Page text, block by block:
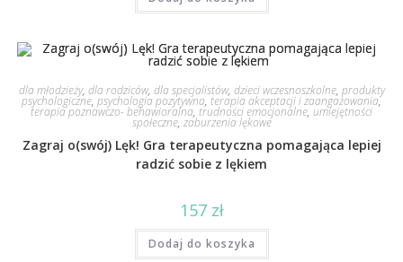
dla młodzieży, dla rodziców, dla specjalistów, dzieci wczesnoszkolne, produkty
psychologiczne, psychologia pozytywna, terapia akceptacji i zaangażowania,
terapia poznawczo- behawioralna, trudności emocjonalne, umiejętności
społeczne, zaburzenia lękowe
Zagraj o(swój) Lęk! Gra terapeutyczna pomagająca lepiej
radzić sobie z lękiem
157 zł
Dodaj do koszyka